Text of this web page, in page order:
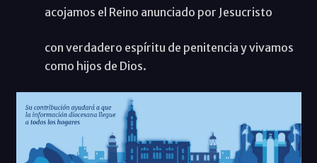
acojamos el Reino anunciado por Jesucristo
con verdadero espíritu de penitencia y vivamos
como hijos de Dios.